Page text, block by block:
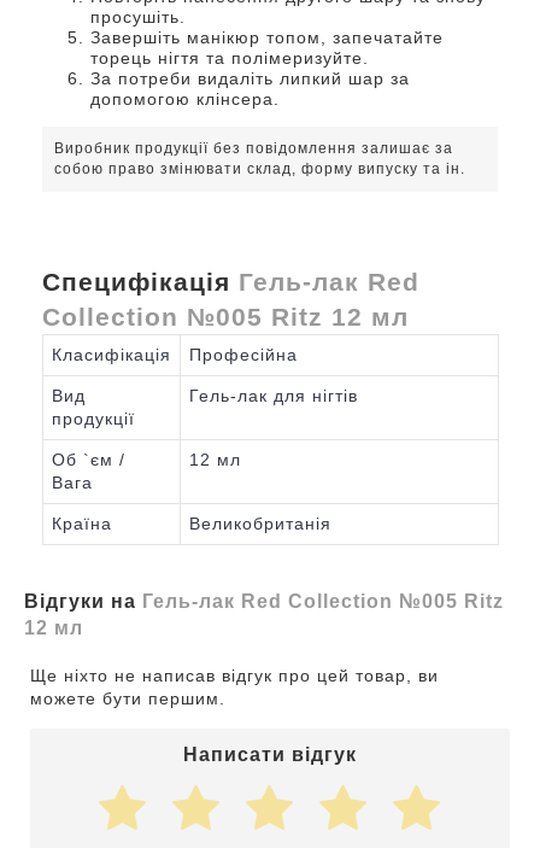
просушіть.
Завершіть манікюр топом, запечатайте
торець нігтя та полімеризуйте.
За потреби видаліть липкий шар за
допомогою клінсера.
Виробник продукції без повідомлення залишає за
собою право змінювати склад, форму випуску та ін.
Специфікація Гель-лак Red
Collection №005 Ritz 12 мл
Класифікація Професійна
Вид
продукції
Гель-лак для нігтів
Об `єм /
Вага
12 мл
Країна Великобританія
Відгуки на Гель-лак Red Collection №005 Ritz
12 мл
Ще ніхто не написав відгук про цей товар, ви
можете бути першим.
Написати відгук